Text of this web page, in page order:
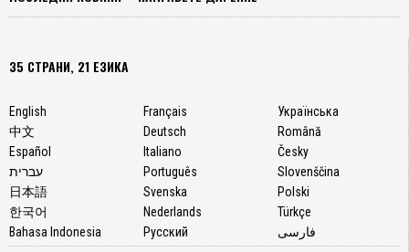
35 СТРАНИ, 21 ЕЗИКА
English
中文
Español
עברית
日本語
한국어
Bahasa Indonesia
Français
Deutsch
Italiano
Português
Svenska
Nederlands
Русский
Українська
Română
Česky
Slovenščina
Polski
Türkçe
فارسی